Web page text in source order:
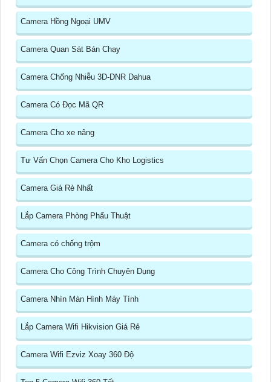
Camera Hồng Ngoại UMV
Camera Quan Sát Bán Chạy
Camera Chống Nhiễu 3D-DNR Dahua
Camera Có Đọc Mã QR
Camera Cho xe nâng
Tư Vấn Chọn Camera Cho Kho Logistics
Camera Giá Rẻ Nhất
Lắp Camera Phòng Phẩu Thuật
Camera có chống trộm
Camera Cho Công Trình Chuyên Dụng
Camera Nhìn Màn Hình Máy Tính
Lắp Camera Wifi Hikvision Giá Rẻ
Camera Wifi Ezviz Xoay 360 Độ